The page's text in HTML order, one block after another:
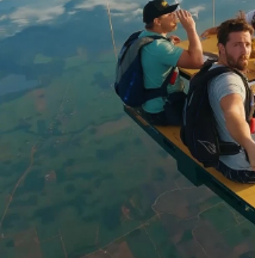
Flooxer Now
10 de febrero de
WhatsappFacebook
X